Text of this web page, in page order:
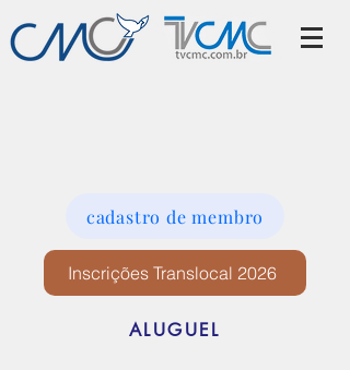
cadastro de membro
Inscrições Translocal 2026
ALUGUEL